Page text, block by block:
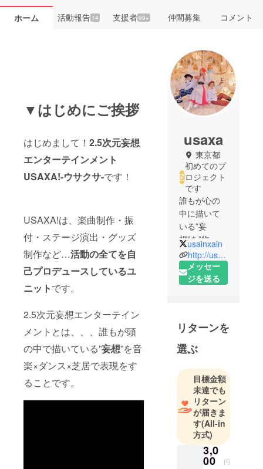
ホーム 活動報告14 支援者99+ 仲間募集 コメント
▼はじめにご挨拶
はじめまして！ 2.5次元妄想
エンターテインメント
USAXA!-ウサクサ-です！
USAXA!は、楽曲制作・振
付・ステージ演出・グッズ
制作など…活動の全てを自
己プロデュースしているユ
ニットです。
2.5次元妄想エンターテイン
メントとは、、、誰もが頭
の中で描いている”妄想”を音
楽×ダンス×芝居で表現をす
ることです。
usaxa
東京都
初めてのプ
ロジェクト
です
誰もが心の
中に描いて
いる”妄
想”を”物
語”として、
音楽×ダンス
×芝居で表現
エンターテ
イメント
USAXA！-ウ
サクサ-
メンバー
は、リサた
ん、佐藤
氏、鍋氏、
セリカの４
usainxain
http://usaxa.jp/
メッセー
ジを送る
リターンを
選ぶ
目標金額
未達でも
リターン
が届きま
す(All-in
方式)
3,0
00 円